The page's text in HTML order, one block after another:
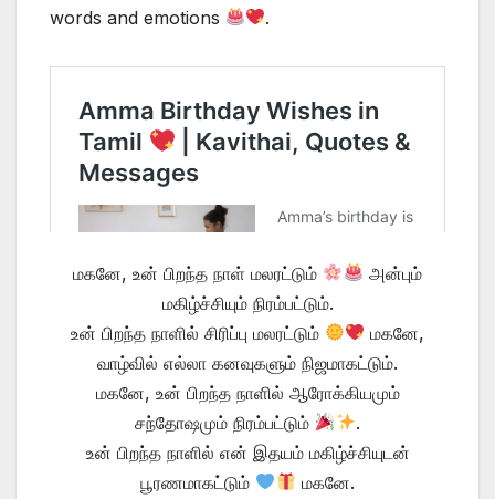
words and emotions
.
மகனே, உன் பிறந்த நாள் மலரட்டும்
அன்பும்
மகிழ்ச்சியும் நிரம்பட்டும்.
உன் பிறந்த நாளில் சிரிப்பு மலரட்டும்
மகனே,
வாழ்வில் எல்லா கனவுகளும் நிஜமாகட்டும்.
மகனே, உன் பிறந்த நாளில் ஆரோக்கியமும்
சந்தோஷமும் நிரம்பட்டும்
.
உன் பிறந்த நாளில் என் இதயம் மகிழ்ச்சியுடன்
பூரணமாகட்டும்
மகனே.